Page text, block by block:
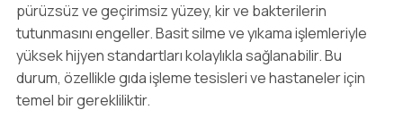
pürüzsüz ve geçirimsiz yüzey, kir ve bakterilerin
tutunmasını engeller. Basit silme ve yıkama işlemleriyle
yüksek hijyen standartları kolaylıkla sağlanabilir. Bu
durum, özellikle gıda işleme tesisleri ve hastaneler için
temel bir gerekliliktir.